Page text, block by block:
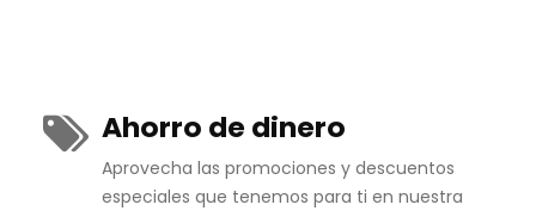
Ahorro de dinero
Aprovecha las promociones y descuentos
especiales que tenemos para ti en nuestra